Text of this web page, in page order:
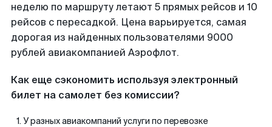
неделю по маршруту летают 5 прямых рейсов и 10
рейсов с пересадкой. Цена варьируется, самая
дорогая из найденных пользователями 9000
рублей авиакомпанией Аэрофлот.
Как еще сэкономить используя электронный
билет на самолет без комиссии?
У разных авиакомпаний услуги по перевозке